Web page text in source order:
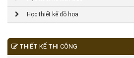
Học thiết kế đồ họa
THIẾT KẾ THI CÔNG